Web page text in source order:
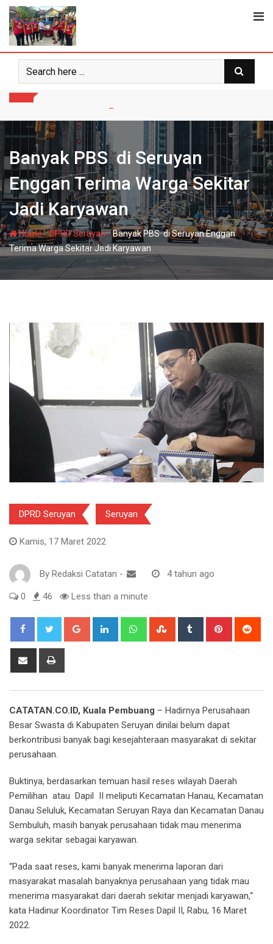
Skip
content
Banyak PBS di Seruyan
Enggan Terima Warga Sekitar
Jadi Karyawan
Home-DPRD Seruyan-Banyak PBS di Seruyan Enggan
Terima Warga Sekitar Jadi Karyawan
DPRD Seruyan Seruyan
Kamis, 17 Maret 2022
By Redaksi Catatan - 4 tahun ago
0 46 Less than a minute
Google+ LinkedIn WhatsappStumbleUpon
Tumblr Pinterest
Share
CATATAN.CO.ID, Kuala Pembuang – Hadirnya Perusahaan
Besar Swasta di Kabupaten Seruyan dinilai belum dapat
berkontribusi banyak bagi kesejahteraan masyarakat di sekitar
perusahaan.
Buktinya, berdasarkan temuan hasil reses wilayah Daerah
Pemilihan atau Dapil II meliputi Kecamatan Hanau, Kecamatan
Danau Seluluk, Kecamatan Seruyan Raya dan Kecamatan Danau
Sembuluh, masih banyak perusahaan tidak mau menerima
warga sekitar sebagai karyawan.
“Pada saat reses, kami banyak menerima laporan dari
masyarakat masalah banyaknya perusahaan yang tidak mau
menerima masyarakat dari daerah sekitar menjadi karyawan,“
kata Hadinur Koordinator Tim Reses Dapil II, Rabu, 16 Maret
2022.